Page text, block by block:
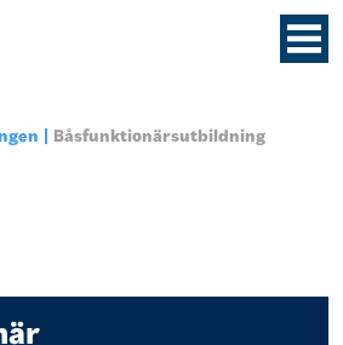
Båsfunktionärsutbildning